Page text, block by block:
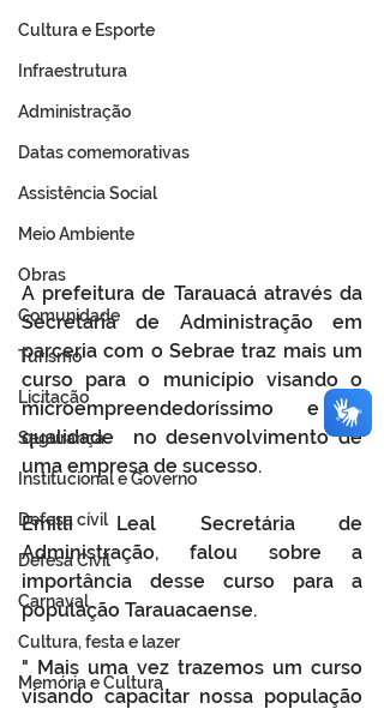
Cultura e Esporte
Infraestrutura
Administração
Datas comemorativas
Assistência Social
Meio Ambiente
Obras
Comunidade
Turismo
Licitação
Segurança
Institucional e Governo
Defesa cívil
Defesa Civil
Carnaval
Cultura, festa e lazer
Memória e Cultura
A prefeitura de Tarauacá através da
Secretaria de Administração em
parceria com o Sebrae traz mais um
curso para o município visando o
microempreendedoríssimo e a
qualidade  no desenvolvimento de
uma empresa de sucesso.
Emilli Leal Secretária de
Administração, falou sobre a
importância desse curso para a
população Tarauacaense.
" Mais uma vez trazemos um curso
visando capacitar nossa população